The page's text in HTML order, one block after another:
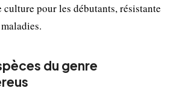
culture pour les débutants, résistante
du genre